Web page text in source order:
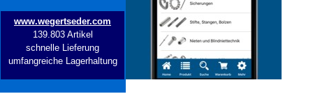
www.wegertseder.com
139.803 Artikel
schnelle Lieferung
umfangreiche Lagerhaltung